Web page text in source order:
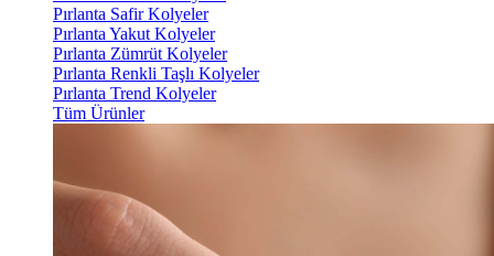
Pırlanta Safir Kolyeler
Pırlanta Yakut Kolyeler
Pırlanta Zümrüt Kolyeler
Pırlanta Renkli Taşlı Kolyeler
Pırlanta Trend Kolyeler
Tüm Ürünler